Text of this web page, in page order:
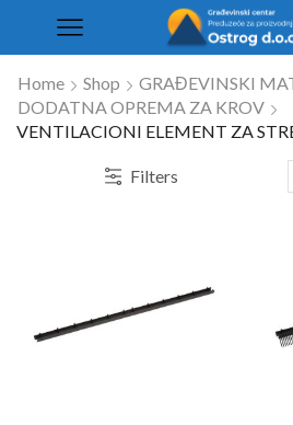
Home Shop GRAĐEVINSKI
DODATNA OPREMA ZA KROV
VENTILACIONI ELEMENT ZA
Filters